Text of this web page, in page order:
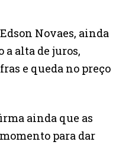
Novaes, ainda
a alta de juros,
e queda no preço
ainda que as
para dar